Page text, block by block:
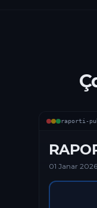
raporti-
01 Janar 2026